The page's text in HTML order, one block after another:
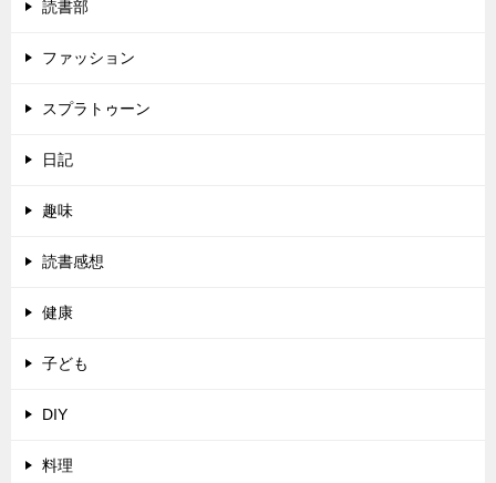
読書部
ファッション
スプラトゥーン
日記
趣味
読書感想
健康
子ども
DIY
料理